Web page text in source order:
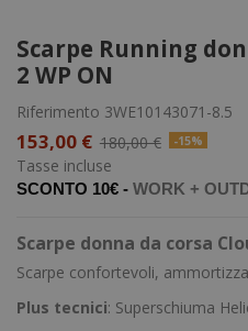
Scarpe Running
2 WP ON
Riferimento 3WE10143071-8.5
153,00 € 180,00 € -15%
Tasse incluse
SCONTO 10€ - WORK +
Scarpe donna da corsa
Scarpe confortevoli,
Plus tecnici: Superschiuma